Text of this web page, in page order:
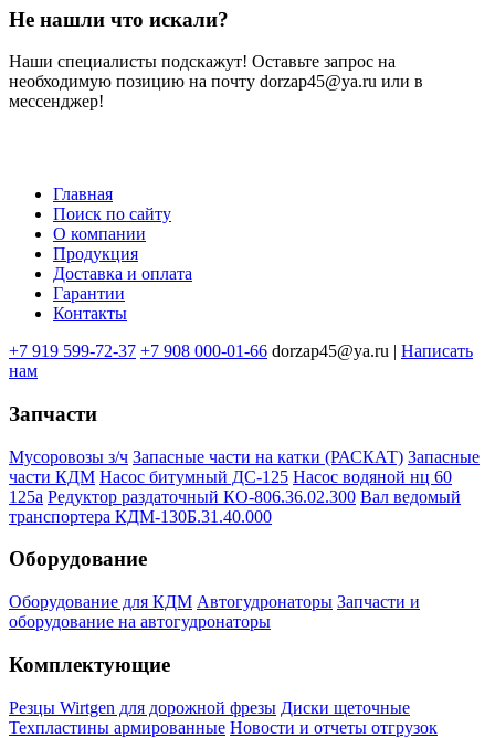
Не нашли что искали?
Наши специалисты подскажут! Оставьте запрос на
необходимую позицию на почту dorzap45@ya.ru или в
мессенджер!
Меню
подвале
Главная
Поиск по сайту
О компании
Продукция
Доставка и оплата
Гарантии
Контакты
+7 919 599-72-37 +7 908 000-01-66 dorzap45@ya.ru | Написать
нам
Запчасти
Мусоровозы з/ч Запасные части на катки (РАСКАТ) Запасные
части КДМ Насос битумный ДС-125 Насос водяной нц 60
125а Редуктор раздаточный КО-806.36.02.300 Вал ведомый
транспортера КДМ-130Б.31.40.000
Оборудование
Оборудование для КДМ Автогудронаторы Запчасти и
оборудование на автогудронаторы
Комплектующие
Резцы Wirtgen для дорожной фрезы Диски щеточные
Техпластины армированные Новости и отчеты отгрузок